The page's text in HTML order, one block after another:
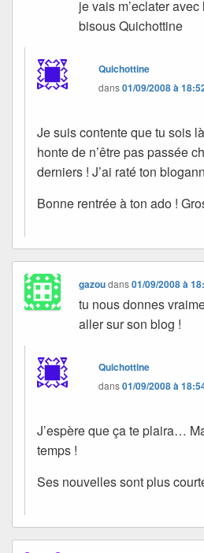
je vais m’eclater
bisous Quichottine
Quichottine
dans01/09/2008 à
Je suis contente que tu sois
honte de n’être pas passée
derniers ! J’ai raté ton
Bonne rentrée à ton ado !
gazoudans01/09/2008 à
tu nous donnes
aller sur son blog !
Quichottine
dans01/09/2008 à
J’espère que ça te plaira…
temps !
Ses nouvelles sont plus